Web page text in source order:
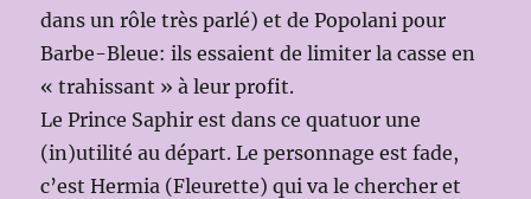
dans un rôle très parlé) et de Popolani pour
Barbe-Bleue: ils essaient de limiter la casse en
« trahissant » à leur profit.
Le Prince Saphir est dans ce quatuor une
(in)utilité au départ. Le personnage est fade,
c’est Hermia (Fleurette) qui va le chercher et